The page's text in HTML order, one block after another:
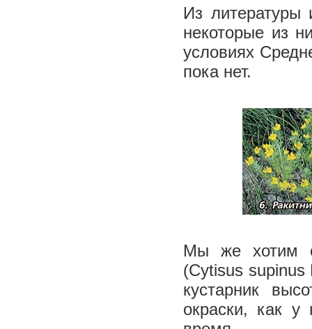
Из литературы
некоторые из
условиях
пока нет.
Мы же хотим
(Cytisus
кустарник
окраски, как